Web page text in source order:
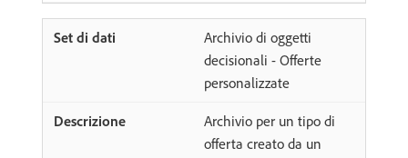
Archivio di oggetti
decisionali - Offerte
personalizzate
Archivio per un tipo di
offerta creato da un